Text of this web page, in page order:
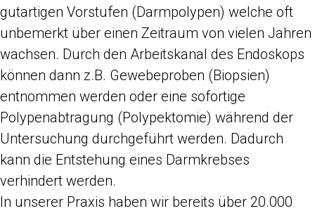
gutartigen Vorstufen (Darmpolypen) welche oft
unbemerkt über einen Zeitraum von vielen Jahren
wachsen. Durch den Arbeitskanal des Endoskops
können dann z.B. Gewebeproben (Biopsien)
entnommen werden oder eine sofortige
Polypenabtragung (Polypektomie) während der
Untersuchung durchgeführt werden. Dadurch
kann die Entstehung eines Darmkrebses
verhindert werden.
In unserer Praxis haben wir bereits über 20.000